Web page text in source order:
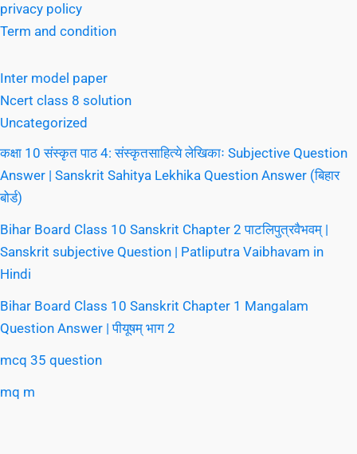
privacy policy
Term and condition
Inter model paper
Ncert class 8 solution
Uncategorized
कक्षा 10 संस्कृत पाठ 4: संस्कृतसाहित्ये लेखिकाः Subjective Question
Answer | Sanskrit Sahitya Lekhika Question Answer (बिहार
बोर्ड)
Bihar Board Class 10 Sanskrit Chapter 2 पाटलिपुत्रवैभवम् |
Sanskrit subjective Question | Patliputra Vaibhavam in
Hindi
Bihar Board Class 10 Sanskrit Chapter 1 Mangalam
Question Answer | पीयूषम् भाग 2
mcq 35 question
mq m